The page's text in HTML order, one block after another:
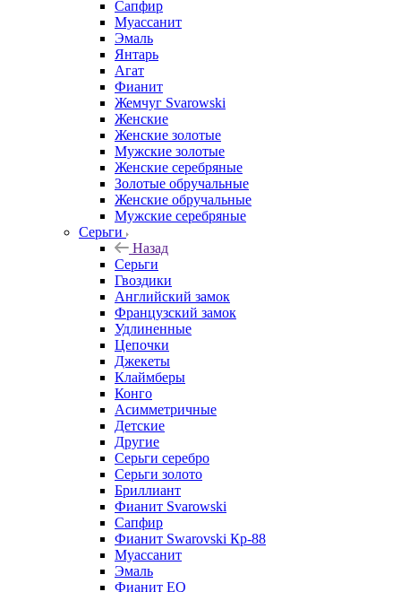
Сапфир
Муассанит
Эмаль
Янтарь
Агат
Фианит
Жемчуг Svarowski
Женские
Женские золотые
Мужские золотые
Женские серебряные
Золотые обручальные
Женские обручальные
Мужские серебряные
Серьги
Назад
Серьги
Гвоздики
Английский замок
Французский замок
Удлиненные
Цепочки
Джекеты
Клаймберы
Конго
Асимметричные
Детские
Другие
Серьги серебро
Серьги золото
Бриллиант
Фианит Svarowski
Сапфир
Фианит Swarovski Кр-88
Муассанит
Эмаль
Фианит EQ